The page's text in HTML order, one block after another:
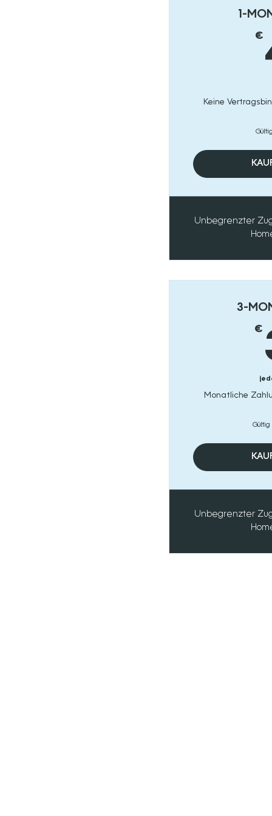
1-
€
Keine
Unbegrenzter
3-
€
Monatliche
Gültig
Unbegrenzter